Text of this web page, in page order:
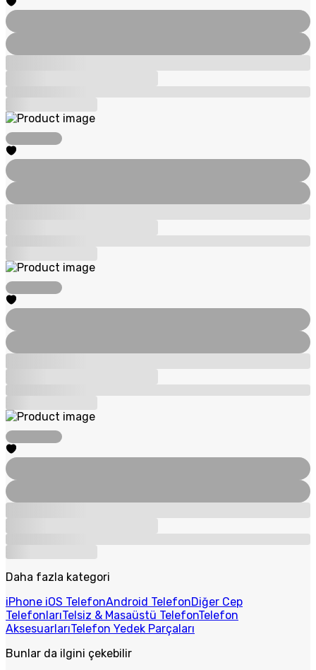
Daha fazla kategori
iPhone iOS TelefonAndroid TelefonDiğer Cep
TelefonlarıTelsiz & Masaüstü TelefonTelefon
AksesuarlarıTelefon Yedek Parçaları
Bunlar da ilgini çekebilir